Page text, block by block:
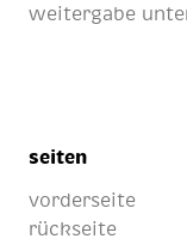
weitergabe
seiten
vorderseite
rückseite